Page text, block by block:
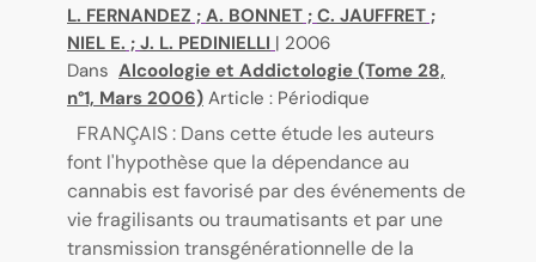
L. FERNANDEZ ; A. BONNET ; C. JAUFFRET ;
NIEL E. ; J. L. PEDINIELLI | 2006
Dans Alcoologie et Addictologie (Tome 28,
n°1, Mars 2006) Article : Périodique
FRANÇAIS : Dans cette étude les auteurs
font l'hypothèse que la dépendance au
cannabis est favorisé par des événements de
vie fragilisants ou traumatisants et par une
transmission transgénérationnelle de la